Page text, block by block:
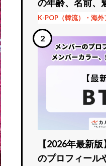
の年齢、名前、
K-POP（韓流）・海外
【2026年最新
のプロフィール